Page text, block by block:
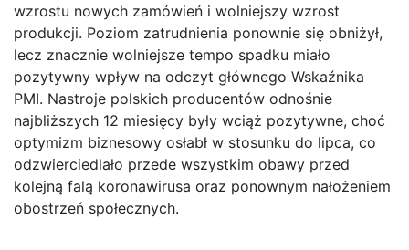
wzrostu nowych zamówień i wolniejszy wzrost
produkcji. Poziom zatrudnienia ponownie się obniżył,
lecz znacznie wolniejsze tempo spadku miało
pozytywny wpływ na odczyt głównego Wskaźnika
PMI. Nastroje polskich producentów odnośnie
najbliższych 12 miesięcy były wciąż pozytywne, choć
optymizm biznesowy osłabł w stosunku do lipca, co
odzwierciedlało przede wszystkim obawy przed
kolejną falą koronawirusa oraz ponownym nałożeniem
obostrzeń społecznych.